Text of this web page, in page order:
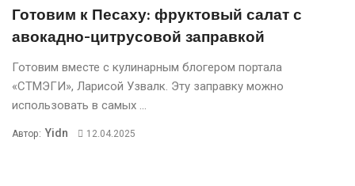
Готовим к Песаху: фруктовый салат с
авокадно-цитрусовой заправкой
Готовим вместе с кулинарным блогером портала
«СТМЭГИ», Ларисой Узвалк. Эту заправку можно
использовать в самых ...
Автор: Yidn 12.04.2025